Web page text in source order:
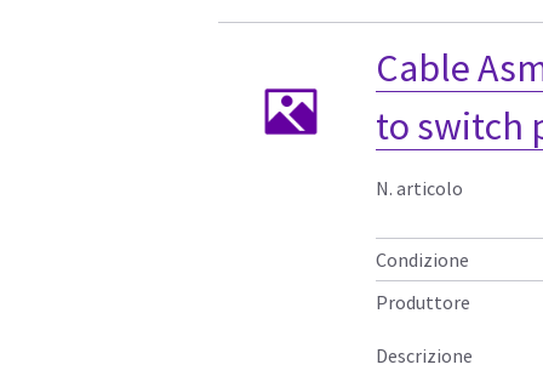
Cable
to switch
N. articolo
Condizione
Produttore
Descrizione